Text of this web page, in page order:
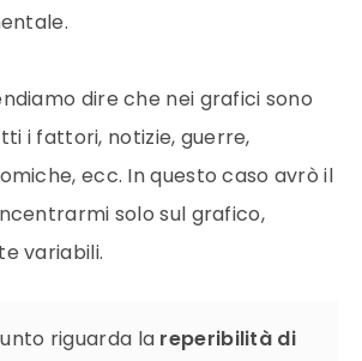
dire che nei grafici sono
i fattori, notizie, guerre,
ecc. In questo caso avrò il
solo sul grafico,
variabili.
riguarda la reperibilità di